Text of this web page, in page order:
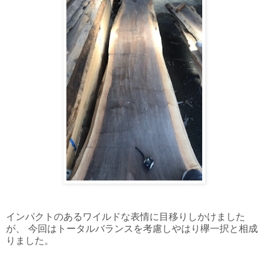
インパクトのあるワイルドな表情に目移りしかけました
が、
今回はトータルバランスを考慮しやはり欅一択と相成
りました。